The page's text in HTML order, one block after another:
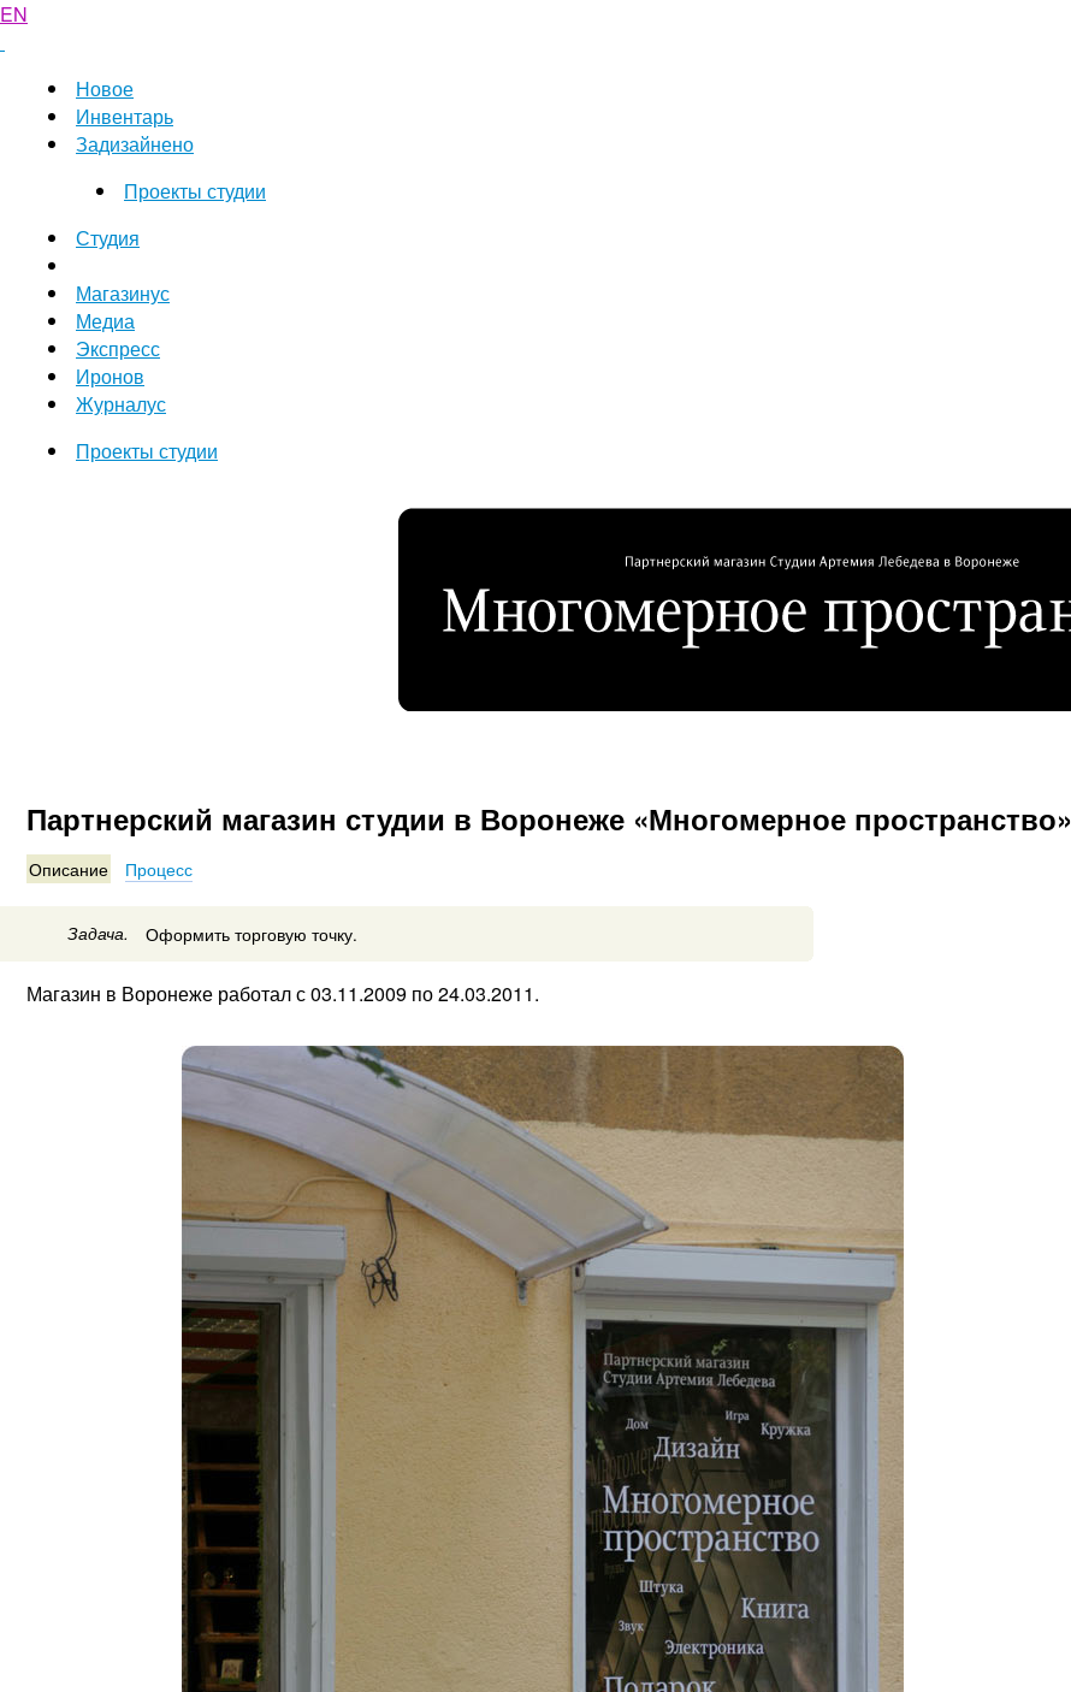
EN
Новое
Инвентарь
Задизайнено
Проекты студии
Студия
Магазинус
Медиа
Экспресс
Иронов
Журналус
Проекты студии
Партнерский магазин студии в Воронеже «Многомерное пространство»
Описание Процесс
Задача. Оформить торговую точку.
Магазин в Воронеже работал с 03.11.2009 по 24.03.2011.